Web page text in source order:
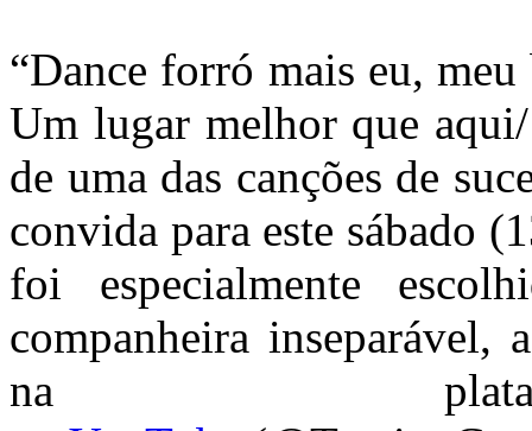
“Dance forró mais eu,
Um lugar melhor que
de uma das canções de
convida para este sábado
foi especialmente
companheira inseparável,
na